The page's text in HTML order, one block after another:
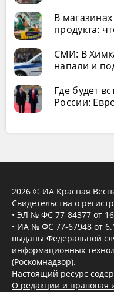
В
продукта:
СМИ: В
напали и
Где будет
России:
2026 © ИА Красная
Свидетельства о
• ЭЛ № ФС 77-84377 от
• ИА № ФС 77-67948 от
выданы Федеральной
информационных
(Роскомнадзор).
Настоящий ресурс
О редакции и правовая